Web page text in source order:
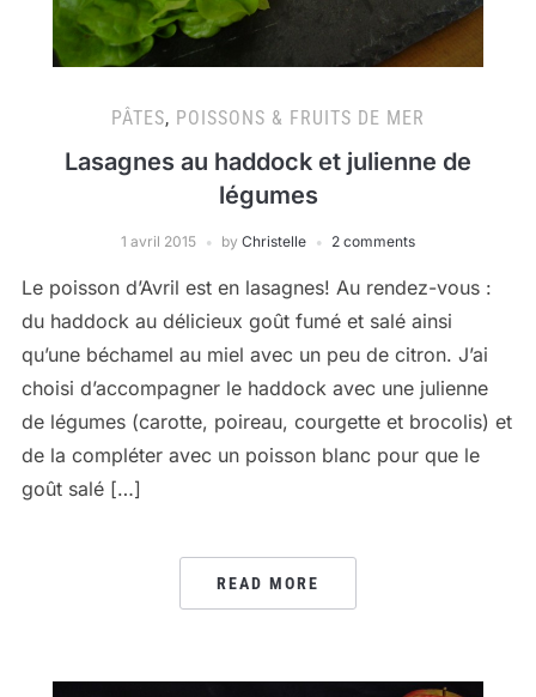
PÂTES, POISSONS & FRUITS DE MER
Lasagnes au haddock et julienne de
légumes
1 avril 2015 by Christelle 2 comments
Le poisson d’Avril est en lasagnes! Au rendez-vous :
du haddock au délicieux goût fumé et salé ainsi
qu’une béchamel au miel avec un peu de citron. J’ai
choisi d’accompagner le haddock avec une julienne
de légumes (carotte, poireau, courgette et brocolis) et
de la compléter avec un poisson blanc pour que le
goût salé […]
READ MORE